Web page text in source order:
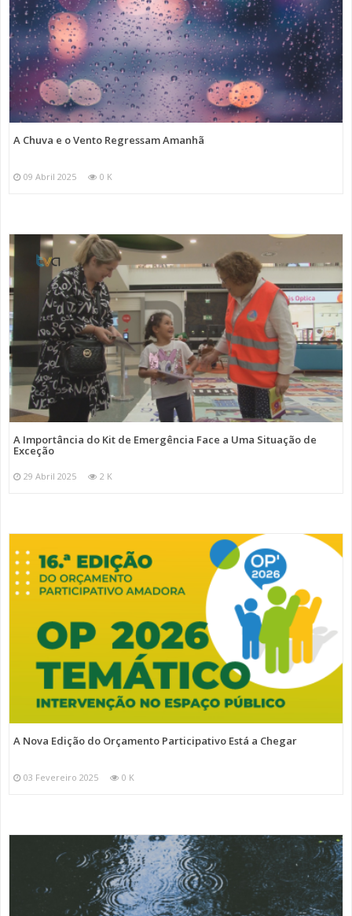
A Chuva e o Vento Regressam Amanhã
09 Abril 2025 0 K
A Importância do Kit de Emergência Face a Uma Situação de
Exceção
29 Abril 2025 2 K
A Nova Edição do Orçamento Participativo Está a Chegar
03 Fevereiro 2025 0 K